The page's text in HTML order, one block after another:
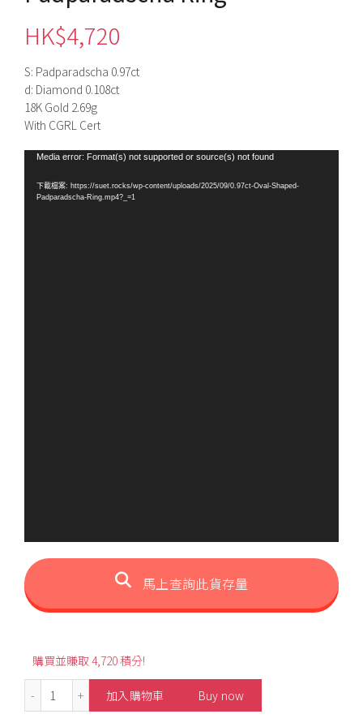
HK$4,720
S: Padparadscha 0.97ct
d: Diamond 0.108ct
18K Gold 2.69g
With CGRL Cert
Media error: Format(s) not supported or source(s) not found
下載檔案: https://suet.rocks/wp-content/uploads/2025/09/0.97ct-Oval-Shaped-
Padparadscha-Ring.mp4?_=1
馬上查詢此貨存量
購買並賺取 4,720 積分!
0.97ct Oval-Shaped Padparadscha Ring 數量
加入購物車 Buy now